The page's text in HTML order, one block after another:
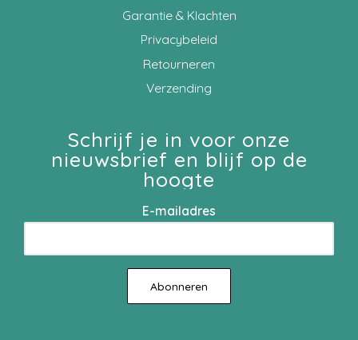
Garantie & Klachten
Privacybeleid
Retourneren
Verzending
Schrijf je in voor onze
nieuwsbrief en blijf op de
hoogte
E-mailadres